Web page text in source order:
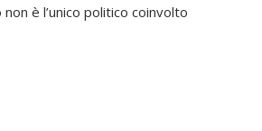
è l’unico politico coinvolto